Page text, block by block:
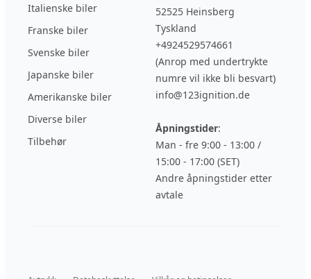
Italienske biler
Franske biler
Svenske biler
Japanske biler
Amerikanske biler
Diverse biler
Tilbehør
52525 Heinsberg
Tyskland
+4924529574661
(Anrop med undertrykte
numre vil ikke bli besvart)
info@123ignition.de
Åpningstider:
Man - fre 9:00 - 13:00 /
15:00 - 17:00 (SET)
Andre åpningstider etter
avtale